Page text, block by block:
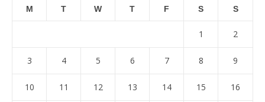
M T W T F S S
1 2
3 4 5 6 7 8 9
10 11 12 13 14 15 16